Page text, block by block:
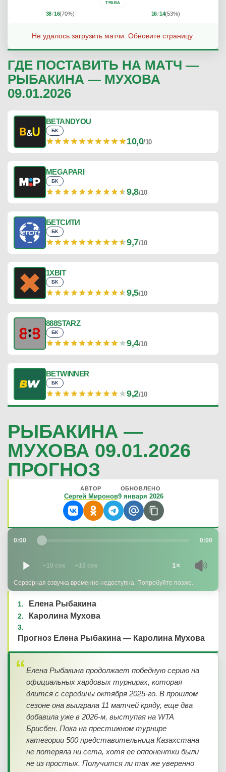
38/16(70%)
ТРАВА
16/14(53%)
Не удалось загрузить матчи. Обновите страницу.
ГДЕ ПОСТАВИТЬ НА МАТЧ —
РЫБАКИНА — МУХОВА
09.01.2026
BETANDYOU
БК
10,0/10
MEGAPARI
БК
9,8/10
БЕТСИТИ
БК
9,7/10
1XBIT
БК
9,5/10
888STARZ
БК
9,4/10
BETWINNER
БК
9,2/10
РЫБАКИНА —
МУХОВА 09.01.2026
ПРОГНОЗ
АВТОР
Сергей Миронов
ОБНОВЛЕНО
9 января 2026
0:00 0:00
−10 сек +10 сек 1×
Серверная озвучка временно недоступна. Попробуйте позже.
Елена Рыбакина
Каролина Мухова
Прогноз Елена Рыбакина — Каролина Мухова
Елена Рыбакина продолжает победную серию на
официальных хардовых турнирах, которая
длится с середины октября 2025-го. В прошлом
сезоне она выиграла 11 матчей кряду, еще два
добавила уже в 2026-м, выступая на WTA
Брисбен. Пока на престижном турнире
категории 500 представительница Казахстана
не потеряла ни сета, хотя ее оппонентки были
не из простых. Получится ли так же уверенно